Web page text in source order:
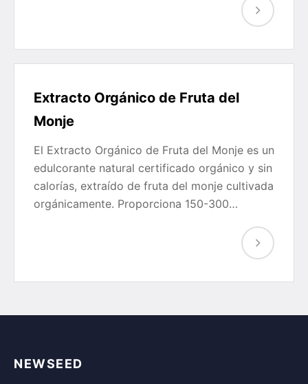
Extracto Orgánico de Fruta del
Monje
El Extracto Orgánico de Fruta del Monje es un
edulcorante natural certificado orgánico y sin
calorías, extraído de fruta del monje cultivada
orgánicamente. Proporciona 150-300…
NEWSEED